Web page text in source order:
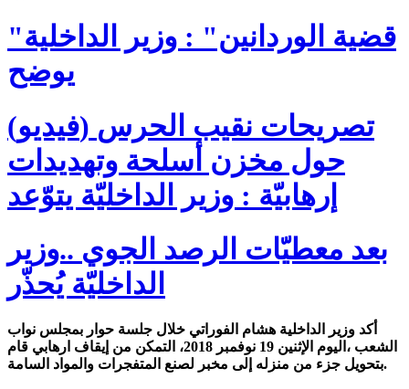
"قضية الوردانين" : وزير الداخلية
يوضح
(فيديو) تصريحات نقيب الحرس
حول مخزن أسلحة وتهديدات
إرهابيّة : وزير الداخليّة يتوّعد
بعد معطيّات الرصد الجوي ..وزير
الداخليّة يُحذّر
أكد وزير الداخلية هشام الفوراتي خلال جلسة حوار بمجلس نواب
الشعب ،اليوم الإثنين 19 نوفمبر 2018، التمكن من إيقاف ارهابي قام
بتحويل جزء من منزله إلى مخبر لصنع المتفجرات والمواد السامة.